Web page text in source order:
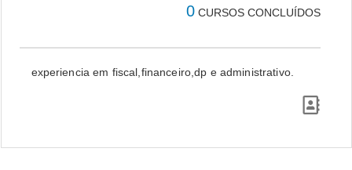
0 CURSOS CONCLUÍDOS
experiencia em fiscal,financeiro,dp e administrativo.